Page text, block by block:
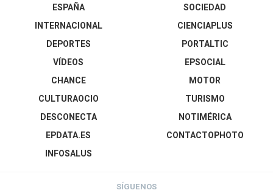
ESPAÑA
INTERNACIONAL
DEPORTES
VÍDEOS
SOCIEDAD
CIENCIAPLUS
PORTALTIC
EPSOCIAL
CHANCE
CULTURAOCIO
DESCONECTA
EPDATA.ES
INFOSALUS
MOTOR
TURISMO
NOTIMÉRICA
CONTACTOPHOTO
SÍGUENOS